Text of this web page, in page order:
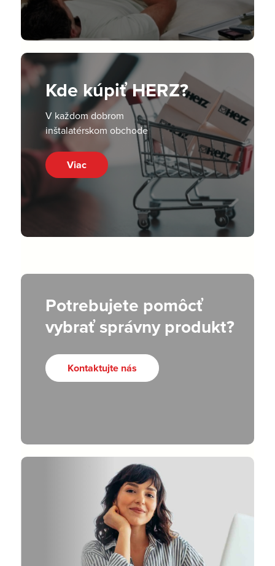
Kde kúpiť HERZ?
V každom dobrom
inštalatérskom obchode
Viac
Potrebujete pomôcť
vybrať správny produkt?
Kontaktujte nás